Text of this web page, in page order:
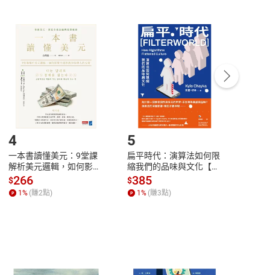
點選「瀏覽訂單明細」 「申請取消訂單/退
貨。
付款方式
Payment
完成訂單
Complete
號，下載書籍後看書
4
一本書讀懂美元：9堂課
解析美元邏輯，如何影響
全球經濟和每個人的投資
【電子書】
$266
1% (賺2點)
5
扁平時代：演算法如何限
縮我們的品味與文化【電
子書】
$385
1% (賺3點)